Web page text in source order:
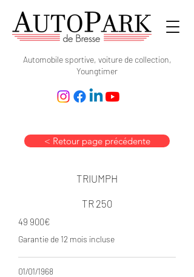
Automobile sportive, voiture de collection,
Youngtimer
< Retour page précédente
TRIUMPH
TR 250
49 900€
Garantie de 12 mois incluse
01/01/1968